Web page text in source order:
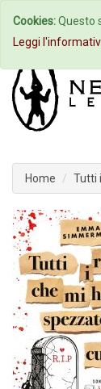
Home Tutti
Cookies:Questo
Leggi